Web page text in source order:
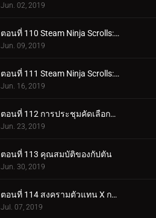
Jun. 02, 2019
ตอนที่ 110 Steam Ninja Scrolls: น้ำพุร้อนฟื้นคืนชีพ!
Jun. 09, 2019
ตอนที่ 111 Steam Ninja Scrolls: ราชาแห่งมิไร!
Jun. 16, 2019
ตอนที่ 112 การประชุมคัดเลือกจูนิน
Jun. 23, 2019
ตอนที่ 113 คุณสมบัติของกัปตัน
Jun. 30, 2019
ตอนที่ 114 สงครามตัวแทน X การ์ด!
Jul. 07, 2019